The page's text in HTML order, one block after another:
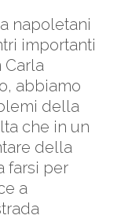
napoletani
importanti
Carla
abbiamo
della
che in un
della
farsi per
a